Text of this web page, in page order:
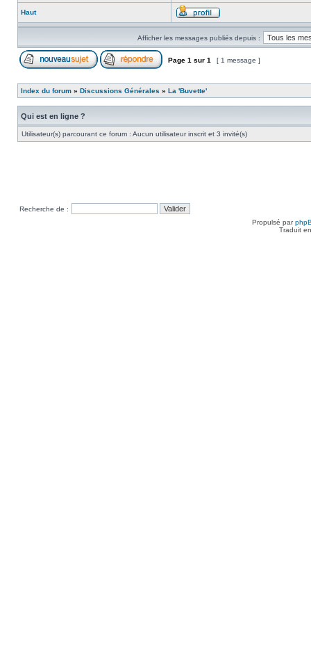
Haut
Afficher les messages publiés depuis :
Page 1 sur 1 [ 1 message ]
Index du forum » Discussions Générales » La 'Buvette'
Qui est en ligne ?
Utilisateur(s) parcourant ce forum : Aucun utilisateur inscrit et 3 invité(s)
Recherche de :
Propulsé par
Traduit